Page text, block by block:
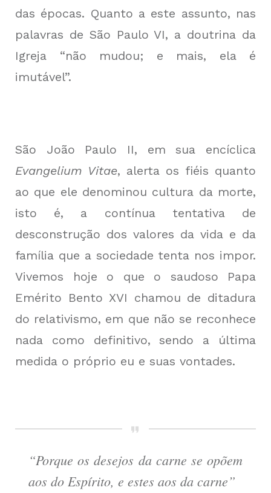
das épocas. Quanto a este assunto, nas
palavras de São Paulo VI, a doutrina da
Igreja “não mudou; e mais, ela é
imutável”.
São João Paulo II, em sua encíclica
Evangelium Vitae, alerta os fiéis quanto
ao que ele denominou cultura da morte,
isto é, a contínua tentativa de
desconstrução dos valores da vida e da
família que a sociedade tenta nos impor.
Vivemos hoje o que o saudoso Papa
Emérito Bento XVI chamou de ditadura
do relativismo, em que não se reconhece
nada como definitivo, sendo a última
medida o próprio eu e suas vontades.
“Porque os desejos da carne se opõem
aos do Espírito, e estes aos da carne”